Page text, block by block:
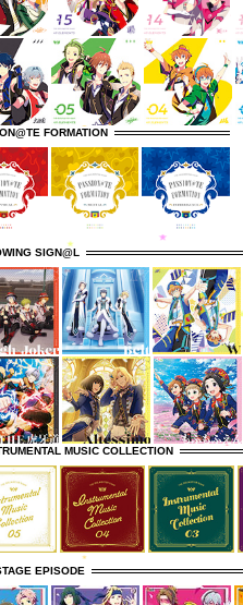
FORMATION
SIGN@L
MUSIC COLLECTION
EPISODE